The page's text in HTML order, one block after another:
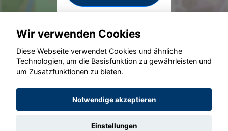
© konjunkturmotor.de GmbH 2020 - 2026
Wir verwenden Cookies
Diese Webseite verwendet Cookies und ähnliche
Technologien, um die Basisfunktion zu gewährleisten und
um Zusatzfunktionen zu bieten.
Notwendige akzeptieren
Einstellungen